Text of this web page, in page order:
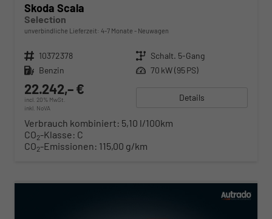
Skoda Scala
Selection
unverbindliche Lieferzeit: 4-7 Monate Neuwagen
Fahrzeugnr. 10372378 Getriebe Schalt. 5-Gang
Kraftstoff Benzin Leistung 70 kW (95 PS)
22.242,– €
incl. 20% MwSt.
inkl. NoVA
Details
Verbrauch kombiniert: 5,10 l/100km
CO2-Klasse: C
CO2-Emissionen: 115,00 g/km